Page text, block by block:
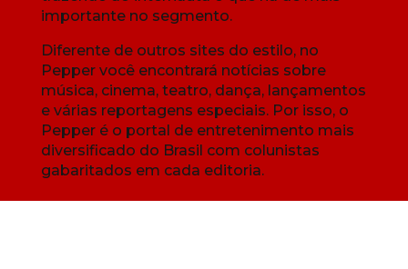
importante no segmento.
Diferente de outros sites do estilo, no
Pepper você encontrará notícias sobre
música, cinema, teatro, dança, lançamentos
e várias reportagens especiais. Por isso, o
Pepper é o portal de entretenimento mais
diversificado do Brasil com colunistas
gabaritados em cada editoria.